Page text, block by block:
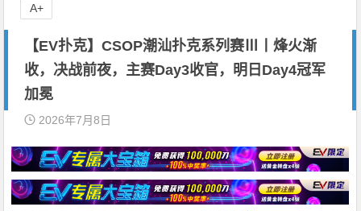
【EV扑克】CSOP潮汕扑克系列赛Ⅲ丨烽火渐
收，决战前夜，主赛Day3收官，明日Day4冠军
加冕
2026年7月8日
A+